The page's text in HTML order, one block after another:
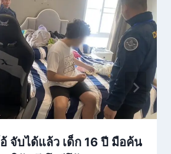
จับได้แล้ว เด็ก 16 ปี มือค้น